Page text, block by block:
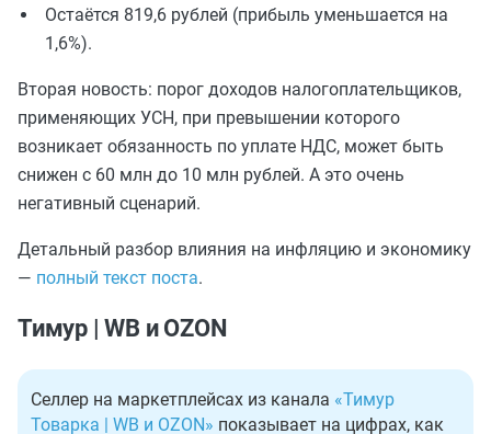
Остаётся 819,6 рублей (прибыль уменьшается на
1,6%).
Вторая новость: порог доходов налогоплательщиков,
применяющих УСН, при превышении которого
возникает обязанность по уплате НДС, может быть
снижен с 60 млн до 10 млн рублей. А это очень
негативный сценарий.
Детальный разбор влияния на инфляцию и экономику
— полный текст поста.
Тимур | WB и OZON
Селлер на маркетплейсах из канала «Тимур
Товарка | WB и OZON» показывает на цифрах, как